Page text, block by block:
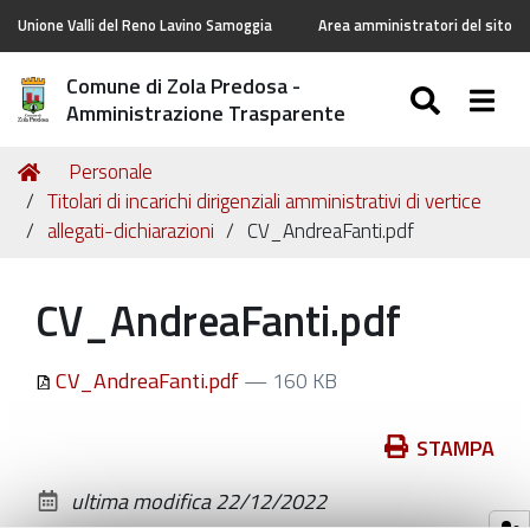
Unione Valli del Reno Lavino Samoggia Area amministratori del sito
Comune di Zola Predosa -
Amministrazione Trasparente
Tu
sei
qui:
Home
Personale
Titolari di incarichi dirigenziali amministrativi di vertice
allegati-dichiarazioni
CV_AndreaFanti.pdf
CV_AndreaFanti.pdf
CV_AndreaFanti.pdf— 160 KB
documento
STAMPA
ultima modifica22/12/2022